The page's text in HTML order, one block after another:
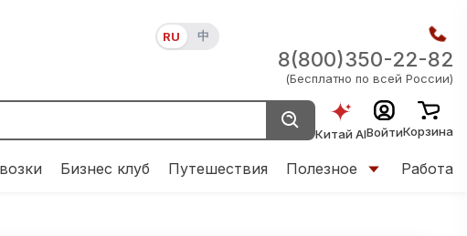
RU 中
8(800)350-22-82
(Бесплатно по всей России)
Китай AIВойтиКорзина
Бизнес клуб Путешествия Полезное Работа